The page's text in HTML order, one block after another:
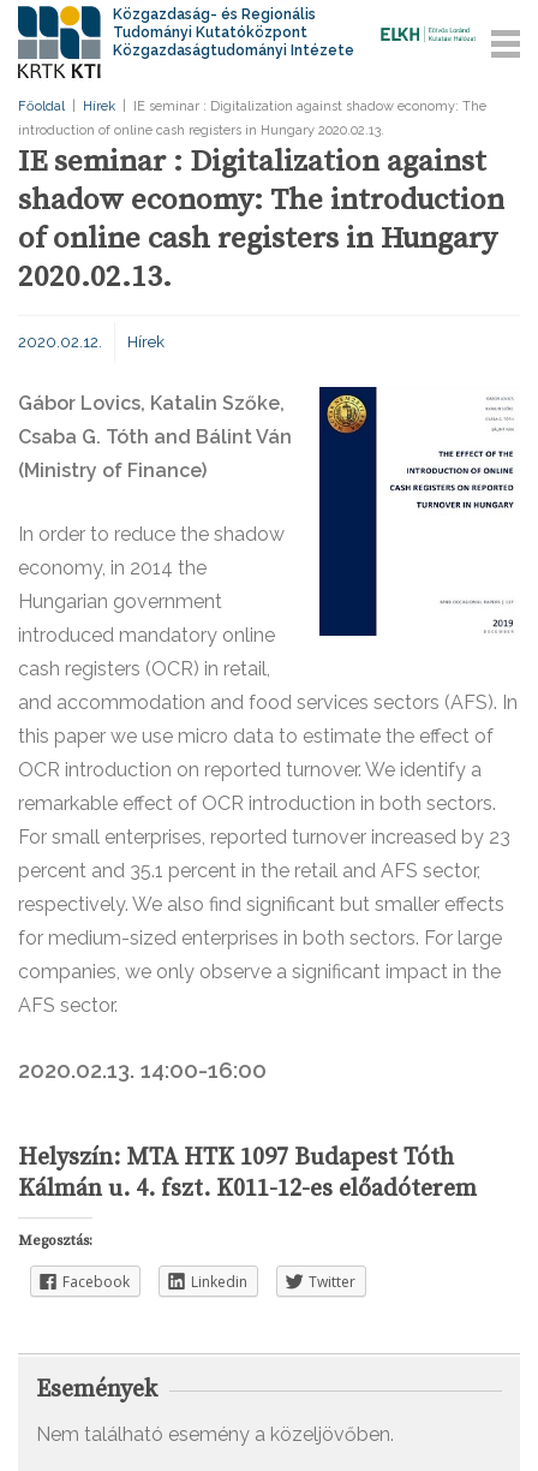
Közgazdaság- és Regionális
Tudományi Kutatóközpont
Közgazdaságtudományi Intézete
Főoldal Hírek
IE seminar : Digitalization against shadow economy: The
introduction of online cash registers in Hungary 2020.02.13.
IE seminar : Digitalization against
shadow economy: The introduction
of online cash registers in Hungary
2020.02.13.
2020.02.12. Hírek
Gábor Lovics, Katalin Szőke,
Csaba G. Tóth and Bálint Ván
(Ministry of Finance)
In order to reduce the shadow
economy, in 2014 the
Hungarian government
introduced mandatory online
cash registers (OCR) in retail,
and accommodation and food services sectors (AFS). In
this paper we use micro data to estimate the effect of
OCR introduction on reported turnover. We identify a
remarkable effect of OCR introduction in both sectors.
For small enterprises, reported turnover increased by 23
percent and 35.1 percent in the retail and AFS sector,
respectively. We also find significant but smaller effects
for medium-sized enterprises in both sectors. For large
companies, we only observe a significant impact in the
AFS sector.
2020.02.13. 14:00-16:00
Helyszín: MTA HTK 1097 Budapest Tóth
Kálmán u. 4. fszt. K011-12-es előadóterem
Megosztás:
Facebook Linkedin Twitter
Események
Nem található esemény a közeljövőben.